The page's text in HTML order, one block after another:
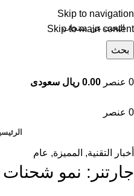
Skip to navigation
Skip to main content
بحث
0 عنصر 0.00 ريال سعودى
0 عنصر
أخبار التقنية, المميزة, عام
جارتنر: نمو شحنات الكمبيوتر